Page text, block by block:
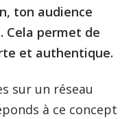
ton audience
Cela permet de
et authentique.
sur un réseau
à ce concept